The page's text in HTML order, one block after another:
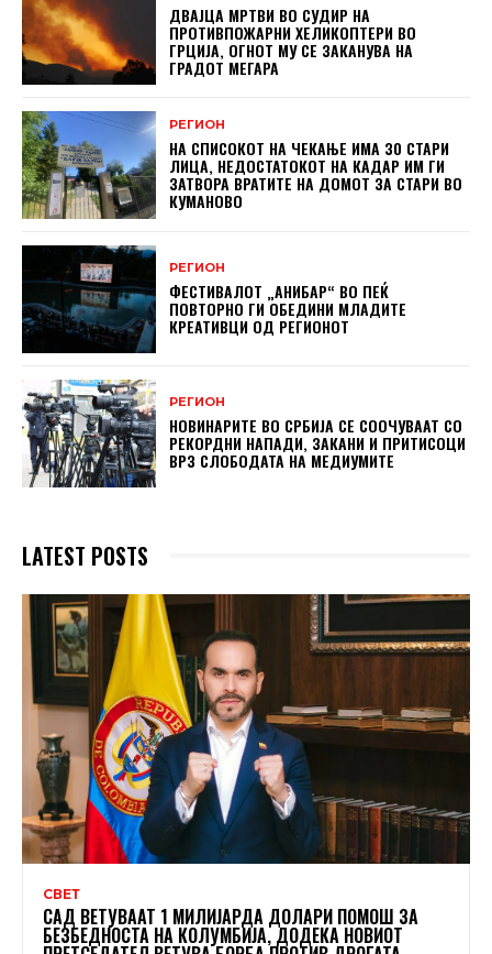
ДВАЈЦА МРТВИ ВО СУДИР НА
ПРОТИВПОЖАРНИ ХЕЛИКОПТЕРИ ВО
ГРЦИЈА, ОГНОТ МУ СЕ ЗАКАНУВА НА
ГРАДОТ МЕГАРА
РЕГИОН
НА СПИСОКОТ НА ЧЕКАЊЕ ИМА 30 СТАРИ
ЛИЦА, НЕДОСТАТОКОТ НА КАДАР ИМ ГИ
ЗАТВОРА ВРАТИТЕ НА ДОМОТ ЗА СТАРИ ВО
КУМАНОВО
РЕГИОН
ФЕСТИВАЛОТ „АНИБАР“ ВО ПЕЌ
ПОВТОРНО ГИ ОБЕДИНИ МЛАДИТЕ
КРЕАТИВЦИ ОД РЕГИОНОТ
РЕГИОН
НОВИНАРИТЕ ВО СРБИЈА СЕ СООЧУВААТ СО
РЕКОРДНИ НАПАДИ, ЗАКАНИ И ПРИТИСОЦИ
ВРЗ СЛОБОДАТА НА МЕДИУМИТЕ
LATEST POSTS
СВЕТ
САД ВЕТУВААТ 1 МИЛИЈАРДА ДОЛАРИ ПОМОШ ЗА
БЕЗБЕДНОСТА НА КОЛУМБИЈА, ДОДЕКА НОВИОТ